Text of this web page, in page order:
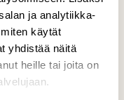
ja analytiikka-
käytät
yhdistää näitä
heille tai joita on
Kallahden